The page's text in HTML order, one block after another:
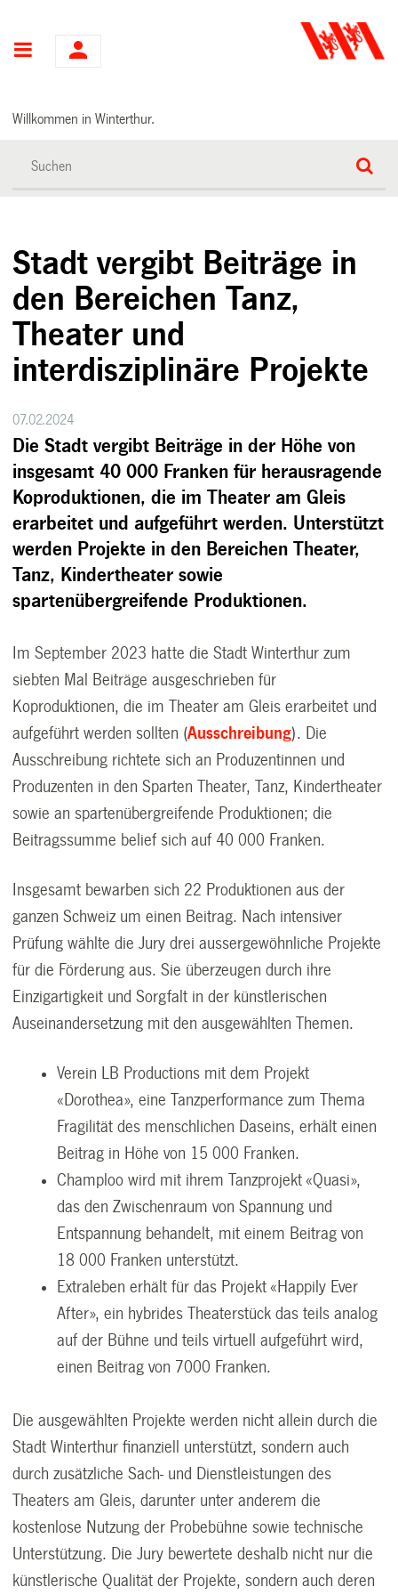
Hauptnavigation
Willkommen in Winterthur.
Stadt vergibt Beiträge in
den Bereichen Tanz,
Theater und
interdisziplinäre Projekte
07.02.2024
Die Stadt vergibt Beiträge in der Höhe von
insgesamt 40 000 Franken für herausragende
Koproduktionen, die im Theater am Gleis
erarbeitet und aufgeführt werden. Unterstützt
werden Projekte in den Bereichen Theater,
Tanz, Kindertheater sowie
spartenübergreifende Produktionen.
Im September 2023 hatte die Stadt Winterthur zum
siebten Mal Beiträge ausgeschrieben für
Koproduktionen, die im Theater am Gleis erarbeitet und
aufgeführt werden sollten (Ausschreibung). Die
Ausschreibung richtete sich an Produzentinnen und
Produzenten in den Sparten Theater, Tanz, Kindertheater
sowie an spartenübergreifende Produktionen; die
Beitragssumme belief sich auf 40 000 Franken.
Insgesamt bewarben sich 22 Produktionen aus der
ganzen Schweiz um einen Beitrag. Nach intensiver
Prüfung wählte die Jury drei aussergewöhnliche Projekte
für die Förderung aus. Sie überzeugen durch ihre
Einzigartigkeit und Sorgfalt in der künstlerischen
Auseinandersetzung mit den ausgewählten Themen.
Verein LB Productions mit dem Projekt
«Dorothea», eine Tanzperformance zum Thema
Fragilität des menschlichen Daseins, erhält einen
Beitrag in Höhe von 15 000 Franken.
Champloo wird mit ihrem Tanzprojekt «Quasi»,
das den Zwischenraum von Spannung und
Entspannung behandelt, mit einem Beitrag von
18 000 Franken unterstützt.
Extraleben erhält für das Projekt «Happily Ever
After», ein hybrides Theaterstück das teils analog
auf der Bühne und teils virtuell aufgeführt wird,
einen Beitrag von 7000 Franken.
Die ausgewählten Projekte werden nicht allein durch die
Stadt Winterthur finanziell unterstützt, sondern auch
durch zusätzliche Sach- und Dienstleistungen des
Theaters am Gleis, darunter unter anderem die
kostenlose Nutzung der Probebühne sowie technische
Unterstützung. Die Jury bewertete deshalb nicht nur die
künstlerische Qualität der Projekte, sondern auch deren